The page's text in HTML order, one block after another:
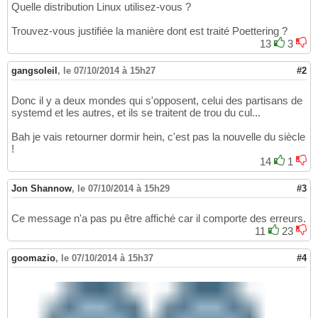
Quelle distribution Linux utilisez-vous ?
Trouvez-vous justifiée la manière dont est traité Poettering ?
13
3
gangsoleil , le 07/10/2014 à 15h27 #2
Donc il y a deux mondes qui s'opposent, celui des partisans de
systemd et les autres, et ils se traitent de trou du cul...
Bah je vais retourner dormir hein, c'est pas la nouvelle du siècle
!
14
1
Jon Shannow, le 07/10/2014 à 15h29 #3
Ce message n'a pas pu être affiché car il comporte des erreurs.
11
23
goomazio, le 07/10/2014 à 15h37 #4